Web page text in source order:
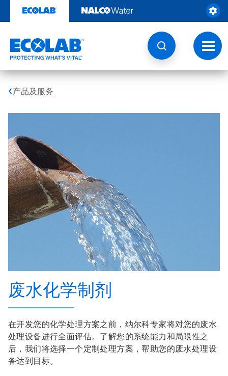
至
切
换
导
航
产品及服务
废水化学制剂
在开发您的化学处理方案之前，纳尔科专家将对您的废水
处理设备进行全面评估。了解您的系统能力和局限性之
后，我们将选择一个定制处理方案，帮助您的废水处理设
备达到目标。